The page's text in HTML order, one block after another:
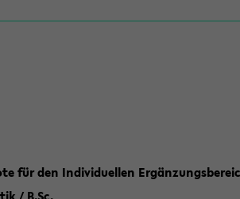
für den Individuellen